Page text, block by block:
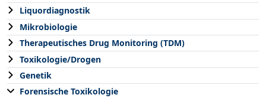
Liquordiagnostik
Mikrobiologie
Therapeutisches Drug Monitoring (TDM)
Toxikologie/Drogen
Genetik
Forensische Toxikologie